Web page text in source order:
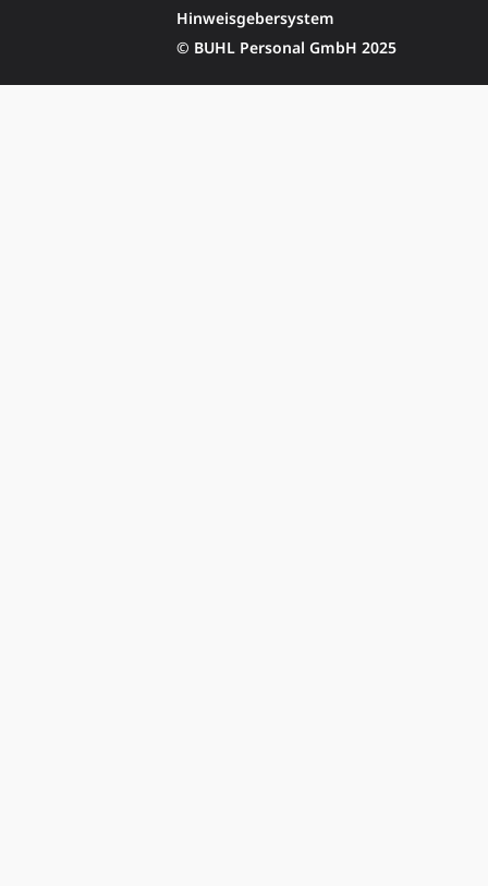
Hinweisgebersystem
© BUHL Personal GmbH 2025